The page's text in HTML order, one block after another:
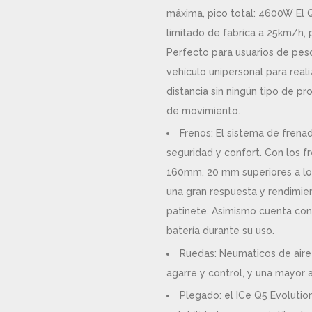
máxima, pico total: 4600W El
limitado de fabrica a 25km/h,
Perfecto para usuarios de
vehículo unipersonal para
distancia sin ningún tipo de
de movimiento.
Frenos: El sistema de
seguridad y confort. Con los
160mm, 20 mm superiores a
una gran respuesta y
patinete. Asimismo cuenta
batería durante su uso.
Ruedas: Neumaticos de
agarre y control, y una mayor
Plegado: el ICe Q5